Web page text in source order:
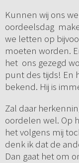
Kunnen wij ons
oordeelsdag
we letten op
moeten worden.
het ons gezegd
punt des tijds! En
bekend. Hij is
Zal daar
oordelen wel. Op
het volgens mij
denk ik dat de
Dan gaat het om